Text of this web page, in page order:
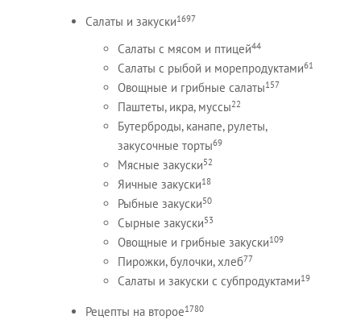
Салаты и закуски1697
Салаты с мясом и птицей44
Салаты с рыбой и морепродуктами61
Овощные и грибные салаты157
Паштеты, икра, муссы22
Бутерброды, канапе, рулеты,
закусочные торты69
Мясные закуски52
Яичные закуски18
Рыбные закуски50
Сырные закуски53
Овощные и грибные закуски109
Пирожки, булочки, хлеб77
Салаты и закуски с субпродуктами19
Рецепты на второе1780